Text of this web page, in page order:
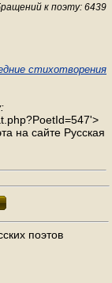
к поэту: 6439
стихотворения
на сайте Русская
поэтов